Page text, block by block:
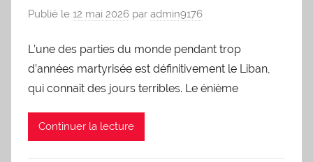
Publié le 12 mai 2026 par admin9176
L’une des parties du monde pendant trop
d’années martyrisée est définitivement le Liban,
qui connaît des jours terribles. Le énième
Continuer la lecture